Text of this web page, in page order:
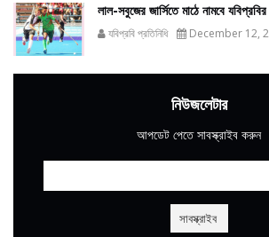
লাল-সবুজের জার্সিতে মাঠে নামবে
যবিপ্রবি প্রতিনিধি December 12,
নিউজলেটার
আপডেট পেতে সাবস্ক্রাইব করুন